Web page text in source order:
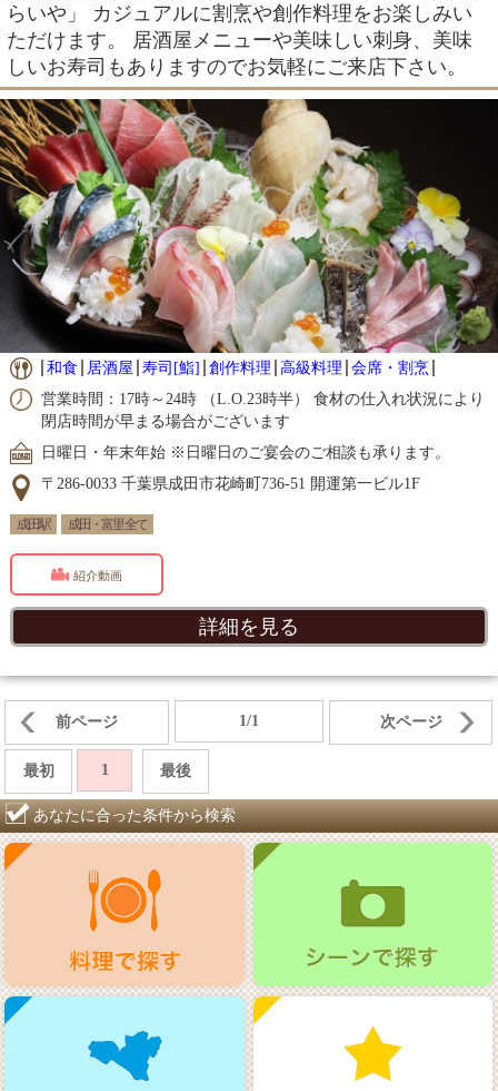
らいや」 カジュアルに割烹や創作料理をお楽しみい
ただけます。 居酒屋メニューや美味しい刺身、美味
しいお寿司もありますのでお気軽にご来店下さい。
和食 居酒屋 寿司[鮨] 創作料理 高級料理 会席・割烹
営業時間：17時～24時 （L.O.23時半） 食材の仕入れ状況により
閉店時間が早まる場合がございます
日曜日・年末年始 ※日曜日のご宴会のご相談も承ります。
〒286-0033 千葉県成田市花崎町736-51 開運第一ビル1F
成田駅 成田・富里 全て
紹介動画
詳細を見る
前ページ 1/1 次ページ
最初 1 最後
あなたに合った条件から検索